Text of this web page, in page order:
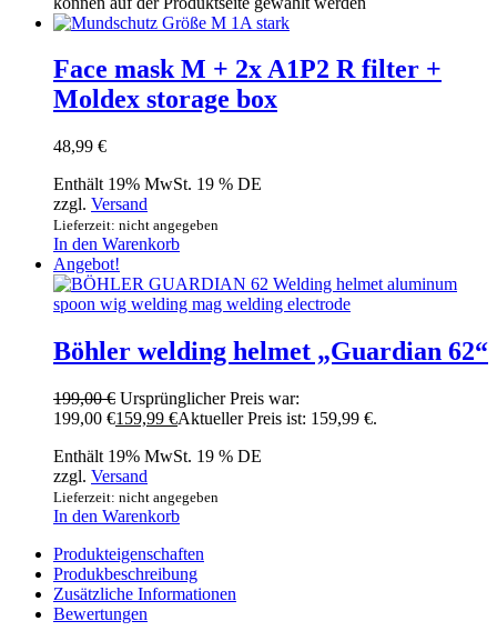
Face mask M + 2x A1P2 R filter +
Moldex storage box
48,99 €
Enthält 19% MwSt. 19 % DE
zzgl. Versand
Lieferzeit: nicht angegeben
In den Warenkorb
Angebot!
Böhler welding helmet „Guardian 62“
199,00€ Ursprünglicher Preis war:
199,00 €159,99 €Aktueller Preis ist: 159,99 €.
Enthält 19% MwSt. 19 % DE
zzgl. Versand
Lieferzeit: nicht angegeben
In den Warenkorb
Produkteigenschaften
Produkbeschreibung
Zusätzliche Informationen
Bewertungen